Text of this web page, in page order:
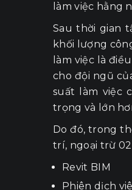
làm việc hằng
Sau thời gian
khối lượng
làm việc là
cho đội ngũ
suất làm việc
trọng và lớn
Do đó, trong
trí, ngoại trừ
Revit BIM
Phiên dịch